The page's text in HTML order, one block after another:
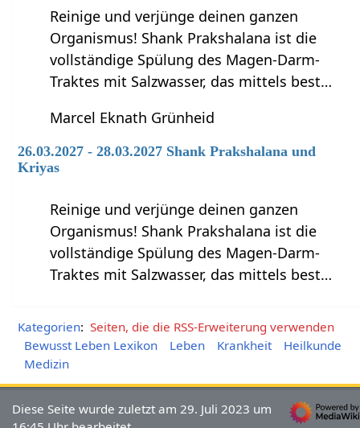
Reinige und verjünge deinen ganzen
Organismus! Shank Prakshalana ist die
vollständige Spülung des Magen-Darm-
Traktes mit Salzwasser, das mittels best…
Marcel Eknath Grünheid
26.03.2027 - 28.03.2027 Shank Prakshalana und
Kriyas
Reinige und verjünge deinen ganzen
Organismus! Shank Prakshalana ist die
vollständige Spülung des Magen-Darm-
Traktes mit Salzwasser, das mittels best…
Kategorien: Seiten, die die RSS-Erweiterung verwenden
Bewusst Leben Lexikon
Leben Krankheit
Heilkunde
Medizin
Diese Seite wurde zuletzt am 29. Juli 2023 um